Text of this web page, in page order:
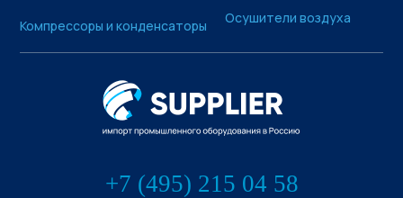
Компрессоры и конденсаторы Осушители воздуха
+7 (495) 215 04 58